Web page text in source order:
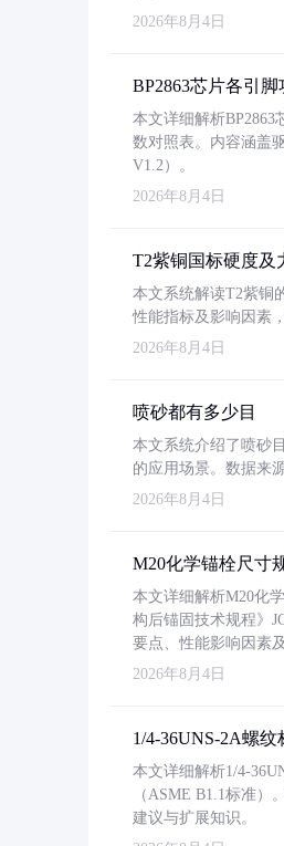
2026年8月4日
BP2863芯片各引脚
本文详细解析
数对照表。内容涵盖
V1.2）。
2026年8月4日
T2紫铜国标硬度及
本文系统解读T2紫铜
性能指标及影响因素
2026年8月4日
喷砂都有多少目
本文系统介绍了喷砂
的应用场景。数据来
2026年8月4日
M20化学锚栓尺寸
本文详细解析M20化
构后锚固技术规程》
要点、性能影响因素
2026年8月4日
1/4-36UNS-2A螺纹
本文详细解析1/4-
（ASME B1.1标准
建议与扩展知识。